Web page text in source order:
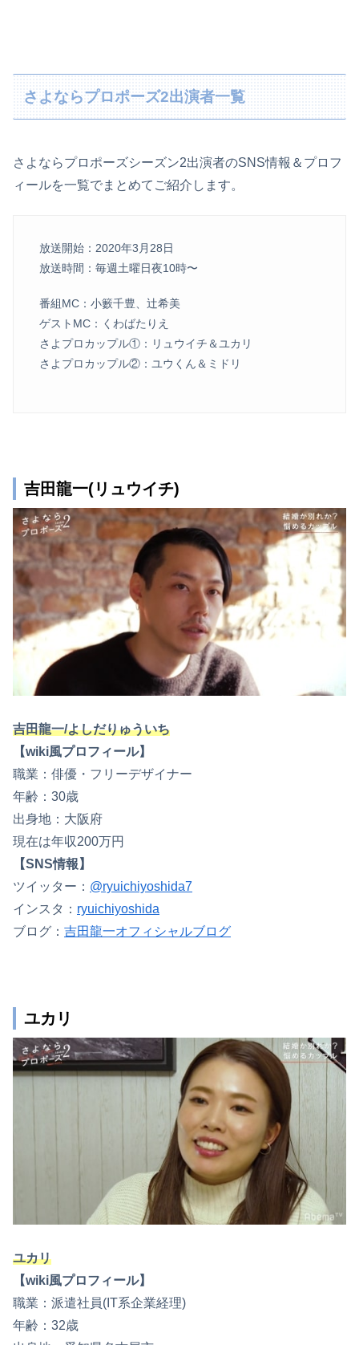
さよならプロポーズ2出演者一覧
さよならプロポーズシーズン2出演者のSNS情報＆プロフ
ィールを一覧でまとめてご紹介します。
放送開始：2020年3月28日
放送時間：毎週土曜日夜10時〜
番組MC：小籔千豊、辻希美
ゲストMC：くわばたりえ
さよプロカップル①：リュウイチ＆ユカリ
さよプロカップル②：ユウくん＆ミドリ
吉田龍一(リュウイチ)
吉田龍一/よしだりゅういち
【wiki風プロフィール】
職業：俳優・フリーデザイナー
年齢：30歳
出身地：大阪府
現在は年収200万円
【SNS情報】
ツイッター： @ryuichiyoshida7
インスタ： ryuichiyoshida
ブログ： 吉田龍一オフィシャルブログ
ユカリ
ユカリ
【wiki風プロフィール】
職業：派遣社員(IT系企業経理)
年齢：32歳